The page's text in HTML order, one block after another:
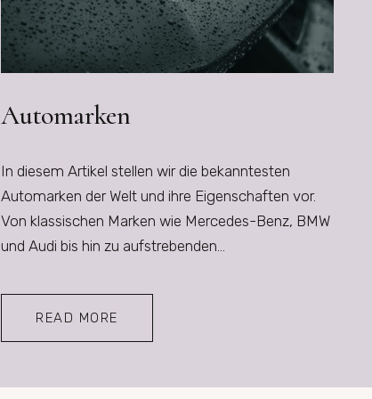
Automarken
In diesem Artikel stellen wir die bekanntesten
Automarken der Welt und ihre Eigenschaften vor.
Von klassischen Marken wie Mercedes-Benz, BMW
und Audi bis hin zu aufstrebenden…
READ MORE